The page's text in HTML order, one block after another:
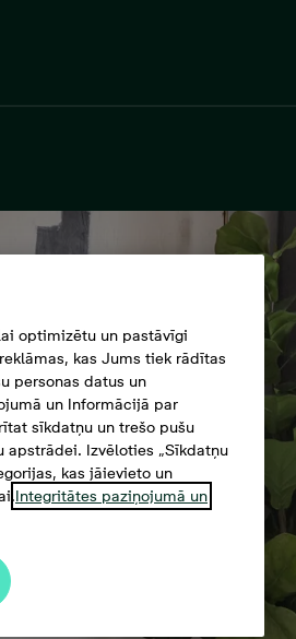
optimizētu un pastāvīgi
kas Jums tiek rādītas
personas datus un
un Informācijā par
sīkdatņu un trešo pušu
Izvēloties „Sīkdatņu
kas jāievieto un
Integritātes paziņojumā un